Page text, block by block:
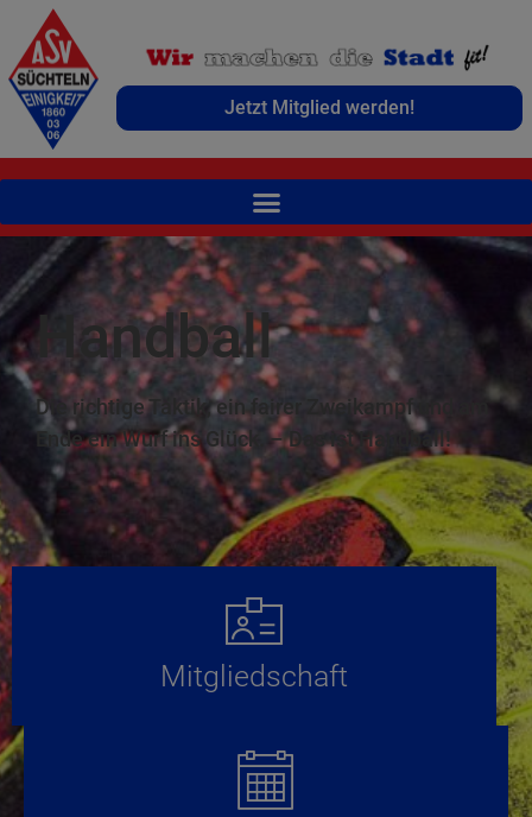
Jetzt Mitglied werden!
Handball
Die richtige Taktik, ein fairer Zweikampf und am
Ende ein Wurf ins Glück. – Das ist Handball!
Mitgliedschaft